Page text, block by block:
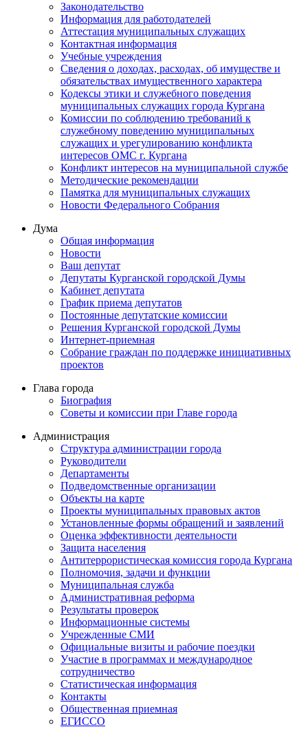
Законодательство
Информация для работодателей
Аттестация муниципальных служащих
Контактная информация
Учебные учреждения
Сведения о доходах, расходах, об имуществе и
обязательствах имущественного характера
Кодексы этики и служебного поведения
муниципальных служащих города Кургана
Комиссии по соблюдению требований к
служебному поведению муниципальных
служащих и урегулированию конфликта
интересов ОМС г. Кургана
Конфликт интересов на муниципальной службе
Методические рекомендации
Памятка для муниципальных служащих
Новости Федерального Cобрания
Дума
Общая информация
Новости
Ваш депутат
Депутаты Курганской городской Думы
Кабинет депутата
График приема депутатов
Постоянные депутатские комиссии
Решения Курганской городской Думы
Интернет-приемная
Собрание граждан по поддержке инициативных
проектов
Глава города
Биография
Советы и комиссии при Главе города
Администрация
Структура администрации города
Руководители
Департаменты
Подведомственные организации
Объекты на карте
Проекты муниципальных правовых актов
Установленные формы обращений и заявлений
Оценка эффективности деятельности
Защита населения
Антитеррористическая комиссия города Кургана
Полномочия, задачи и функции
Муниципальная служба
Административная реформа
Результаты проверок
Информационные системы
Учрежденные СМИ
Официальные визиты и рабочие поездки
Участие в программах и международное
сотрудничество
Статистическая информация
Контакты
Общественная приемная
ЕГИССО